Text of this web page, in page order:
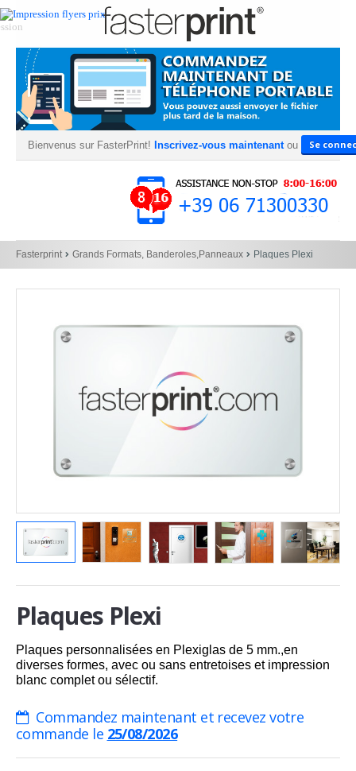
Bienvenus sur FasterPrint! Inscrivez-vous maintenant ou Se
Fasterprint Grands Formats, Banderoles,Panneaux Plaques Plexi
Plaques Plexi
Plaques personnalisées en Plexiglas de 5 mm.,en
diverses formes, avec ou sans entretoises et impression
blanc complet ou sélectif.
Commandez maintenant et recevez votre
commande le 25/08/2026